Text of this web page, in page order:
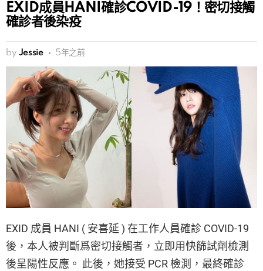
EXID成員HANI確診COVID-19！密切接觸
確診者後染疫
by Jessie 5年之前
EXID 成員 HANI ( 安喜延 ) 在工作人員確診 COVID-19
後，本人被判斷爲密切接觸者，立即用快篩試劑檢測
後呈陽性反應。 此後，她接受 PCR 檢測，最終確診